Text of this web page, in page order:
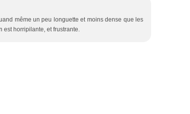
même un peu longuette et moins dense que les
est horripilante, et frustrante.